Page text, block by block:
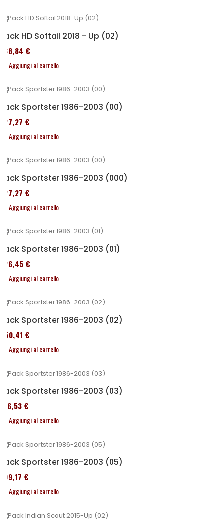
Pack HD Softail 2018 - Up (02)
338,84 €
Aggiungi al carrello
Pack Sportster 1986-2003 (00)
227,27 €
Aggiungi al carrello
Pack Sportster 1986-2003 (000)
227,27 €
Aggiungi al carrello
Pack Sportster 1986-2003 (01)
326,45 €
Aggiungi al carrello
Pack Sportster 1986-2003 (02)
450,41 €
Aggiungi al carrello
Pack Sportster 1986-2003 (03)
516,53 €
Aggiungi al carrello
Pack Sportster 1986-2003 (05)
299,17 €
Aggiungi al carrello